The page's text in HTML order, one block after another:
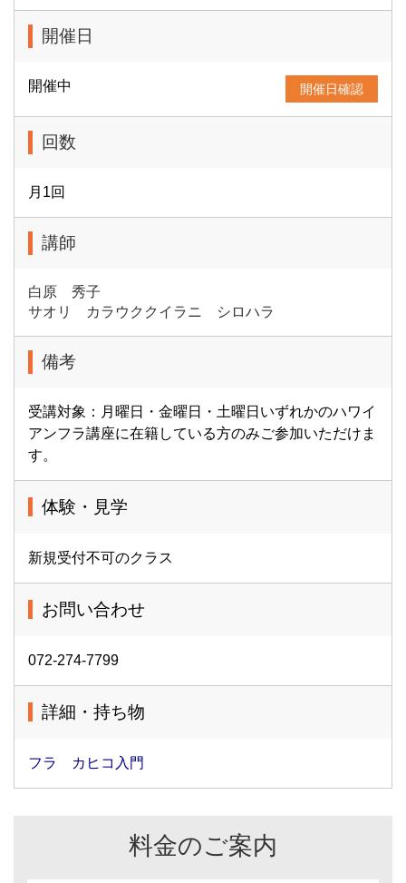
開催日
開催中 開催日確認
回数
月1回
講師
白原 秀子
サオリ カラウククイラニ シロハラ
備考
受講対象：月曜日・金曜日・土曜日いずれかのハワイ
アンフラ講座に在籍している方のみご参加いただけま
す。
体験・見学
新規受付不可のクラス
お問い合わせ
072-274-7799
詳細・持ち物
フラ カヒコ入門
料金のご案内